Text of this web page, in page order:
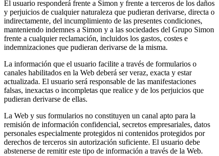
El usuario responderá frente a Simon y frente a terceros de los daños
y perjuicios de cualquier naturaleza que pudieran derivarse, directa o
indirectamente, del incumplimiento de las presentes condiciones,
manteniendo indemnes a Simon y a las sociedades del Grupo Simon
frente a cualquier reclamación, incluidos los gastos, costes e
indemnizaciones que pudieran derivarse de la misma.
La información que el usuario facilite a través de formularios o
canales habilitados en la Web deberá ser veraz, exacta y estar
actualizada. El usuario será responsable de las manifestaciones
falsas, inexactas o incompletas que realice y de los perjuicios que
pudieran derivarse de ellas.
La Web y sus formularios no constituyen un canal apto para la
remisión de información confidencial, secretos empresariales, datos
personales especialmente protegidos ni contenidos protegidos por
derechos de terceros sin autorización suficiente. El usuario debe
abstenerse de remitir este tipo de información a través de la Web.